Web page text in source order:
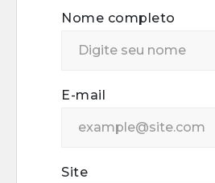
Nome completo
E-mail
Site